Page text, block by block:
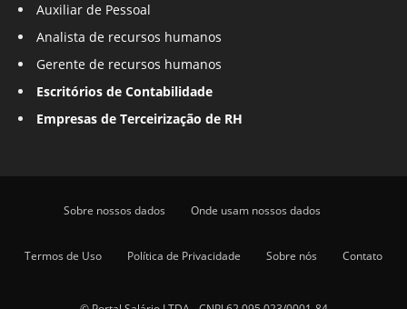
Auxiliar de Pessoal
Analista de recursos humanos
Gerente de recursos humanos
Escritórios de Contabilidade
Empresas de Terceirização de RH
Sobre nossos dados Onde usam nossos dados
Termos de Uso Política de Privacidade Sobre nós Contato